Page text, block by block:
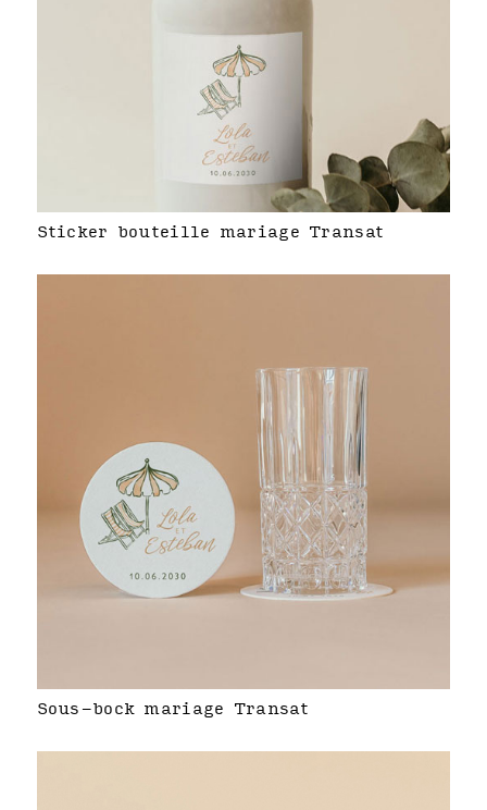
Sticker bouteille mariage Transat
Sous-bock mariage Transat